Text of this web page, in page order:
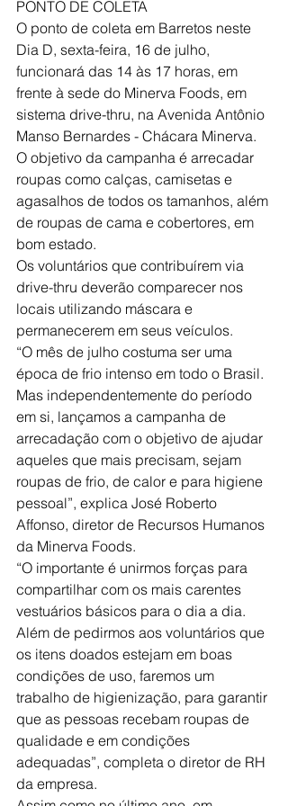
PONTO DE COLETA
O ponto de coleta em Barretos neste
Dia D, sexta-feira, 16 de julho,
funcionará das 14 às 17 horas, em
frente à sede do Minerva Foods, em
sistema drive-thru, na Avenida Antônio
Manso Bernardes - Chácara Minerva.
O objetivo da campanha é arrecadar
roupas como calças, camisetas e
agasalhos de todos os tamanhos, além
de roupas de cama e cobertores, em
bom estado.
Os voluntários que contribuírem via
drive-thru deverão comparecer nos
locais utilizando máscara e
permanecerem em seus veículos.
“O mês de julho costuma ser uma
época de frio intenso em todo o Brasil.
Mas independentemente do período
em si, lançamos a campanha de
arrecadação com o objetivo de ajudar
aqueles que mais precisam, sejam
roupas de frio, de calor e para higiene
pessoal”, explica José Roberto
Affonso, diretor de Recursos Humanos
da Minerva Foods.
“O importante é unirmos forças para
compartilhar com os mais carentes
vestuários básicos para o dia a dia.
Além de pedirmos aos voluntários que
os itens doados estejam em boas
condições de uso, faremos um
trabalho de higienização, para garantir
que as pessoas recebam roupas de
qualidade e em condições
adequadas”, completa o diretor de RH
da empresa.